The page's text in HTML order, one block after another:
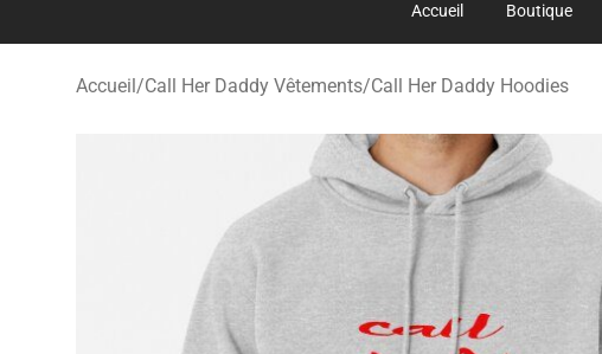
Accueil Boutique
Accueil/Call Her Daddy Vêtements/Call Her Daddy Hoodies